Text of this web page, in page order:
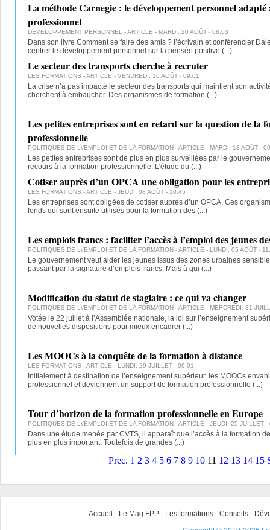
La méthode Carnegie : le développement personnel adapté
professionnel
DÉVELOPPEMENT PERSONNEL - ARTICLE - MARDI, 20 AOÛT - 08:03
Dans son livre Comment se faire des amis ? l’écrivain et conférencier
centrer le développement personnel sur la pensée positive (...)
Le secteur des transports cherche à recruter
LES FORMATIONS - ARTICLE - VENDREDI, 16 AOÛT - 09:01
La crise n’a pas impacté le secteur des transports qui maintient son
cherchent à embaucher. Des organismes de formation (...)
Les petites entreprises sont en retard sur la question de la
professionnelle
POLITIQUES DE L\'EMPLOI ET DE LA FORMATION - ARTICLE - MARDI, 13 AOÛT -
Les petites entreprises sont de plus en plus surveillées par le
recours à la formation professionnelle. L’étude du (...)
Cotiser auprès d’un OPCA une obligation pour les
LES FORMATIONS - ARTICLE - JEUDI, 08 AOÛT - 10:45
Les entreprises sont obligées de cotiser auprès d’un OPCA. Ces
fonds qui sont ensuite utilisés pour la formation des (...)
Les emplois francs : faciliter l’accès à l’emploi des jeunes
POLITIQUES DE L\'EMPLOI ET DE LA FORMATION - ARTICLE - LUNDI, 05 AOÛT -
Le gouvernement veut aider les jeunes issus des zones urbaines
passant par la signature d’emplois francs. Mais à qui (...)
Modification du statut de stagiaire : ce qui va changer
POLITIQUES DE L\'EMPLOI ET DE LA FORMATION - ARTICLE - MERCREDI, 31
Votée le 22 juillet à l’Assemblée nationale, la loi sur l’enseignement
de nouvelles dispositions pour mieux encadrer (...)
Les MOOCs à la conquête de la formation à distance
LES FORMATIONS - ARTICLE - LUNDI, 29 JUILLET - 09:01
Initialement à destination de l’enseignement supérieur, les MOOCs
professionnel et deviennent un support de formation professionnelle (...)
Tour d’horizon de la formation professionnelle en Europe
POLITIQUES DE L\'EMPLOI ET DE LA FORMATION - ARTICLE - JEUDI, 25 JUILLET -
Dans une étude menée par CVTS, il apparaît que l’accès à la formation
plus en plus important. Toutefois de grandes (...)
Prec. 1 2 3 4 5 6 7 8 9 10 11 12 13 14 15
Accueil - Le Mag FPP - Les formations - Conseils -